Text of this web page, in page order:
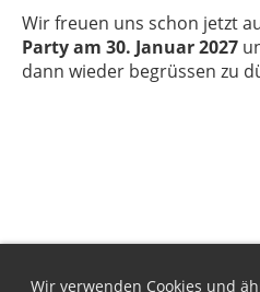
Wir verwenden Cookies und
Wir freuen uns schon jetzt
Party am 30. Januar 2027
dann wieder begrüssen zu